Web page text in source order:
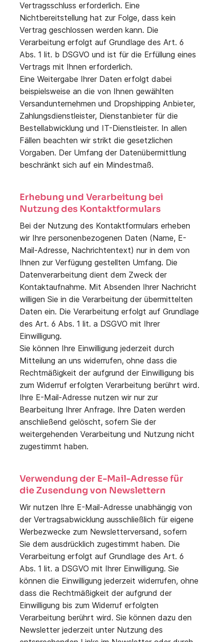
Vertragsschluss erforderlich. Eine
Nichtbereitstellung hat zur Folge, dass kein
Vertrag geschlossen werden kann. Die
Verarbeitung erfolgt auf Grundlage des Art. 6
Abs. 1 lit. b DSGVO und ist für die Erfüllung eines
Vertrags mit Ihnen erforderlich.
Eine Weitergabe Ihrer Daten erfolgt dabei
beispielsweise an die von Ihnen gewählten
Versandunternehmen und Dropshipping Anbieter,
Zahlungsdienstleister, Dienstanbieter für die
Bestellabwicklung und IT-Dienstleister. In allen
Fällen beachten wir strikt die gesetzlichen
Vorgaben. Der Umfang der Datenübermittlung
beschränkt sich auf ein Mindestmaß.
Erhebung und Verarbeitung bei
Nutzung des Kontaktformulars
Bei der Nutzung des Kontaktformulars erheben
wir Ihre personenbezogenen Daten (Name, E-
Mail-Adresse, Nachrichtentext) nur in dem von
Ihnen zur Verfügung gestellten Umfang. Die
Datenverarbeitung dient dem Zweck der
Kontaktaufnahme. Mit Absenden Ihrer Nachricht
willigen Sie in die Verarbeitung der übermittelten
Daten ein. Die Verarbeitung erfolgt auf Grundlage
des Art. 6 Abs. 1 lit. a DSGVO mit Ihrer
Einwilligung.
Sie können Ihre Einwilligung jederzeit durch
Mitteilung an uns widerrufen, ohne dass die
Rechtmäßigkeit der aufgrund der Einwilligung bis
zum Widerruf erfolgten Verarbeitung berührt wird.
Ihre E-Mail-Adresse nutzen wir nur zur
Bearbeitung Ihrer Anfrage. Ihre Daten werden
anschließend gelöscht, sofern Sie der
weitergehenden Verarbeitung und Nutzung nicht
zugestimmt haben.
Verwendung der E-Mail-Adresse für
die Zusendung von Newslettern
Wir nutzen Ihre E-Mail-Adresse unabhängig von
der Vertragsabwicklung ausschließlich für eigene
Werbezwecke zum Newsletterversand, sofern
Sie dem ausdrücklich zugestimmt haben. Die
Verarbeitung erfolgt auf Grundlage des Art. 6
Abs. 1 lit. a DSGVO mit Ihrer Einwilligung. Sie
können die Einwilligung jederzeit widerrufen, ohne
dass die Rechtmäßigkeit der aufgrund der
Einwilligung bis zum Widerruf erfolgten
Verarbeitung berührt wird. Sie können dazu den
Newsletter jederzeit unter Nutzung des